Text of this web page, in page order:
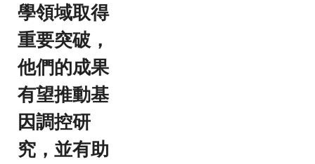
學領域取得
重要突破，
他們的成果
有望推動基
因調控研
究，並有助